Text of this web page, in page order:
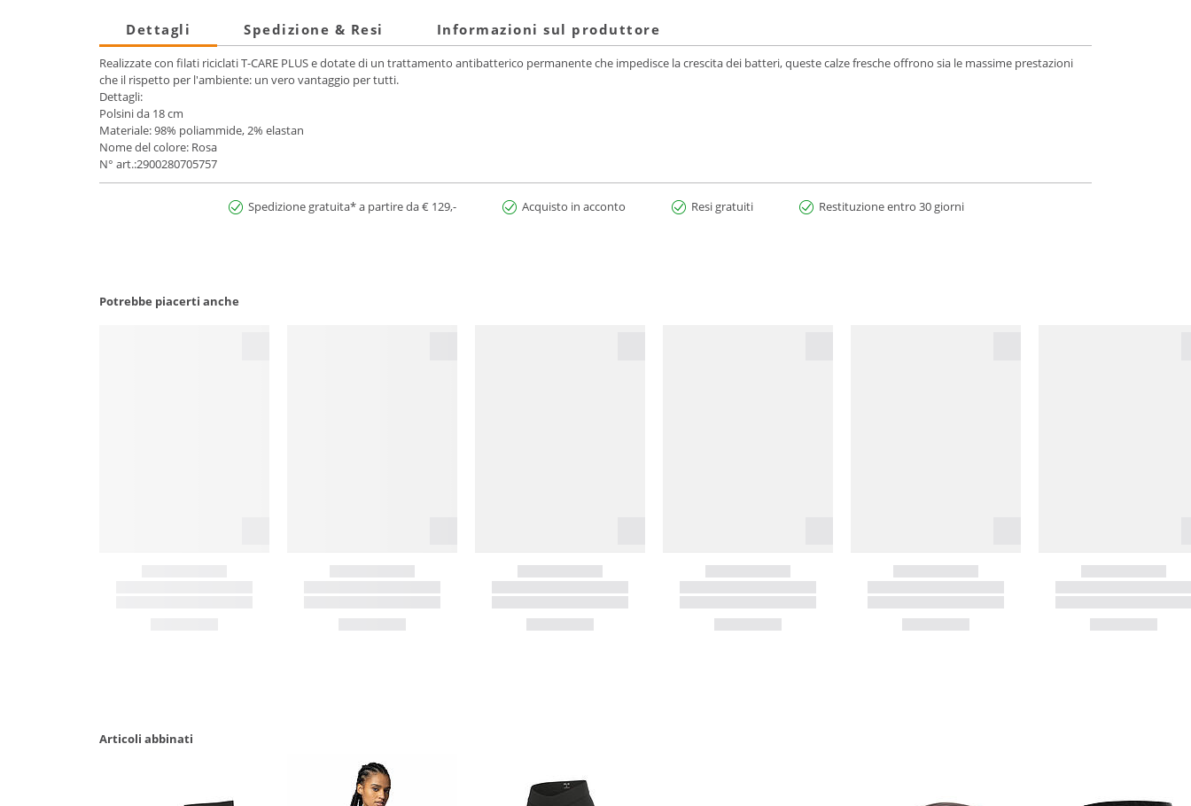
Dettagli Spedizione & Resi Informazioni sul produttore
Realizzate con filati riciclati T-CARE PLUS e dotate di un trattamento antibatterico permanente che impedisce la crescita dei batteri, queste calze fresche offrono sia le massime prestazioni
che il rispetto per l'ambiente: un vero vantaggio per tutti.
Dettagli:
Polsini da 18 cm
Materiale: 98% poliammide, 2% elastan
Nome del colore: Rosa
N° art.:2900280705757
Spedizione gratuita* a partire da € 129,- Acquisto in acconto Resi gratuiti Restituzione entro 30 giorni
Potrebbe piacerti anche
Articoli abbinati